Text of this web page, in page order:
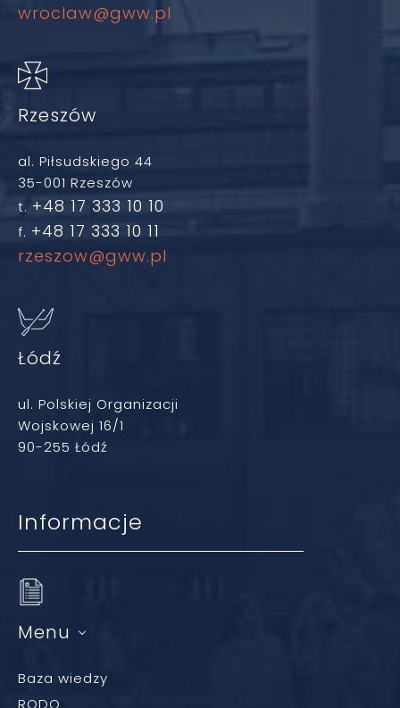
wroclaw@gww.pl
Rzeszów
al. Piłsudskiego 44
35-001 Rzeszów
t. +48 17 333 10 10
f. +48 17 333 10 11
rzeszow@gww.pl
Łódź
ul. Polskiej Organizacji
Wojskowej 16/1
90-255 Łódź
Informacje
Menu
Baza wiedzy
RODO